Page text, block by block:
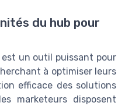
du hub pour
est un outil puissant pour
à optimiser leurs
efficace des solutions
marketeurs disposent